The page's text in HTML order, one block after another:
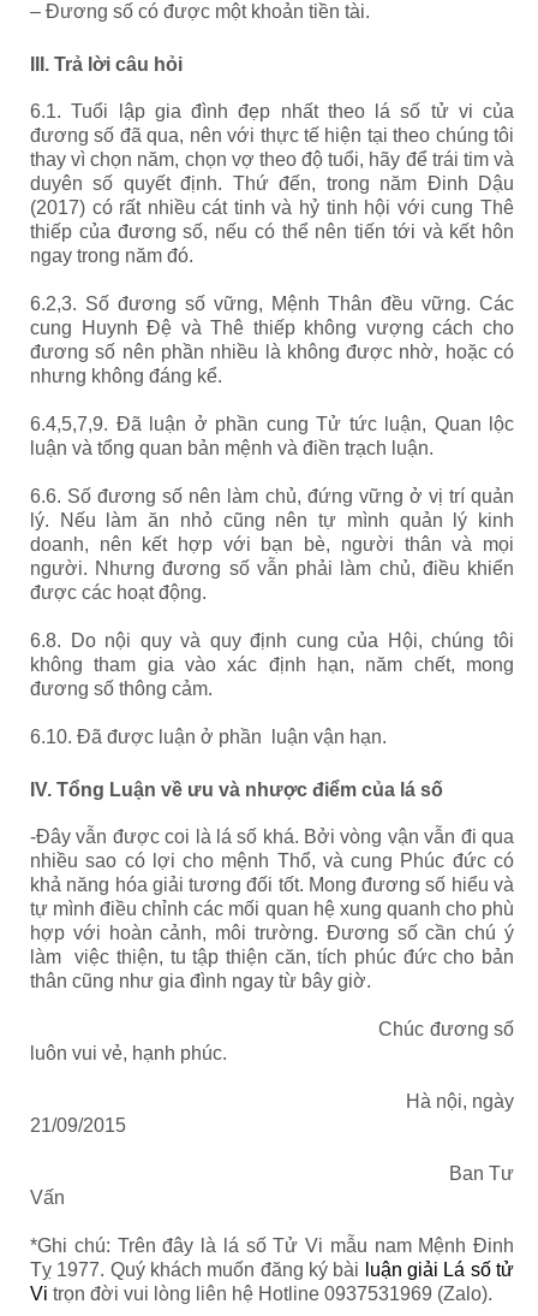
– Đương số có được một khoản tiền tài.
III. Trả lời câu hỏi
6.1. Tuổi lập gia đình đẹp nhất theo lá số tử vi của
đương số đã qua, nên với thực tế hiện tại theo chúng tôi
thay vì chọn năm, chọn vợ theo độ tuổi, hãy để trái tim và
duyên số quyết định. Thứ đến, trong năm Đinh Dậu
(2017) có rất nhiều cát tinh và hỷ tinh hội với cung Thê
thiếp của đương số, nếu có thể nên tiến tới và kết hôn
ngay trong năm đó.
6.2,3. Số đương số vững, Mệnh Thân đều vững. Các
cung Huynh Đệ và Thê thiếp không vượng cách cho
đương số nên phần nhiều là không được nhờ, hoặc có
nhưng không đáng kể.
6.4,5,7,9. Đã luận ở phần cung Tử tức luận, Quan lộc
luận và tổng quan bản mệnh và điền trạch luận.
6.6. Số đương số nên làm chủ, đứng vững ở vị trí quản
lý. Nếu làm ăn nhỏ cũng nên tự mình quản lý kinh
doanh, nên kết hợp với bạn bè, người thân và mọi
người. Nhưng đương số vẫn phải làm chủ, điều khiển
được các hoạt động.
6.8. Do nội quy và quy định cung của Hội, chúng tôi
không tham gia vào xác định hạn, năm chết, mong
đương số thông cảm.
6.10. Đã được luận ở phần luận vận hạn.
IV. Tổng Luận về ưu và nhược điểm của lá số
-Đây vẫn được coi là lá số khá. Bởi vòng vận vẫn đi qua
nhiều sao có lợi cho mệnh Thổ, và cung Phúc đức có
khả năng hóa giải tương đối tốt. Mong đương số hiểu và
tự mình điều chỉnh các mối quan hệ xung quanh cho phù
hợp với hoàn cảnh, môi trường. Đương số cần chú ý
làm việc thiện, tu tập thiện căn, tích phúc đức cho bản
thân cũng như gia đình ngay từ bây giờ.
Chúc đương số
luôn vui vẻ, hạnh phúc.
Hà nội, ngày
21/09/2015
Ban Tư
Vấn
*Ghi chú: Trên đây là lá số Tử Vi mẫu nam Mệnh Đinh
Tỵ 1977. Quý khách muốn đăng ký bài
luận giải Lá số tử
Vi trọn đời vui lòng liên hệ Hotline 0937531969 (Zalo).